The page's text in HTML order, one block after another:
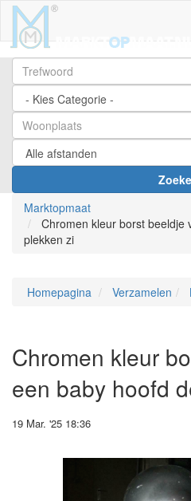
Marktopmaat
Chromen kleur borst beeldje
plekken zi
Homepagina Verzamelen
Chromen kleur
een baby hoofd
19 Mar. '25 18:36